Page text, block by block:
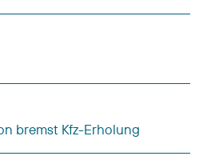
bremst Kfz-Erholung